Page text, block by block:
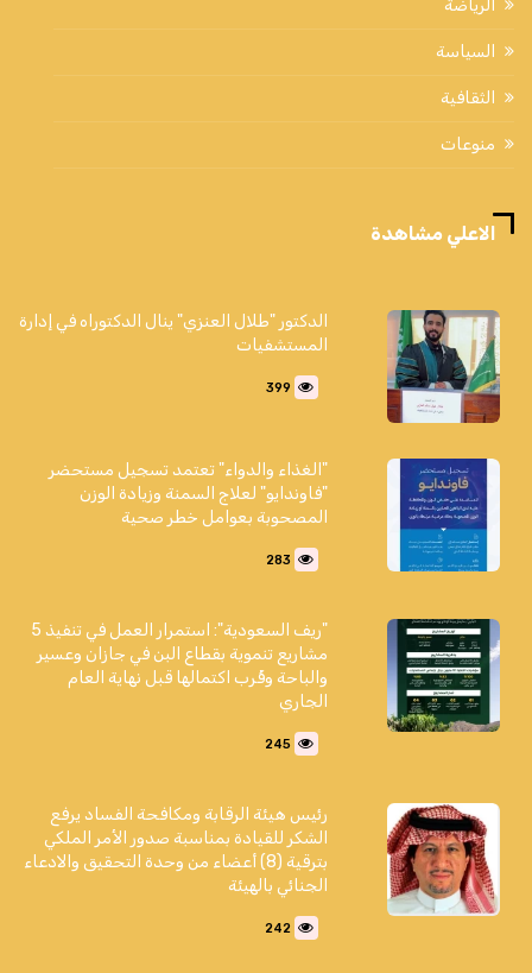
الرياضة
السياسة
الثقافية
منوعات
الاعلي مشاهدة
الدكتور "طلال العنزي" ينال الدكتوراه في إدارة
المستشفيات
399
"الغذاء والدواء" تعتمد تسجيل مستحضر
"فاوندايو" لعلاج السمنة وزيادة الوزن
المصحوبة بعوامل خطر صحية
283
"ريف السعودية": استمرار العمل في تنفيذ 5
مشاريع تنموية بقطاع البن في جازان وعسير
والباحة وقُرب اكتمالها قبل نهاية العام
الجاري
245
رئيس هيئة الرقابة ومكافحة الفساد يرفع
الشكر للقيادة بمناسبة صدور الأمر الملكي
بترقية (8) أعضاء من وحدة التحقيق والادعاء
الجنائي بالهيئة
242